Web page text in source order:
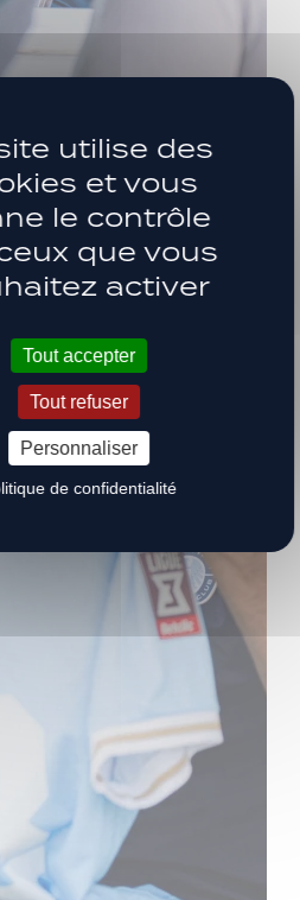
! Réunion
8 août
utilise des
et vous
le contrôle
que vous
activer
Tout accepter
Tout refuser
Personnaliser
de confidentialité